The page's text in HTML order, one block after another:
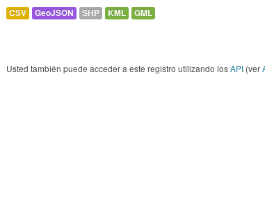
CSV GeoJSON SHP KML GML
Usted también puede acceder a este registro utilizando losAPI (ver